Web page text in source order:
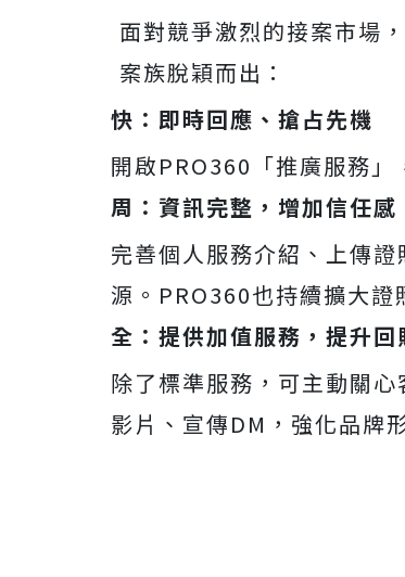
面對競爭激烈的接案市場，
案族脫穎而出：
快：即時回應、搶占先機
開啟PRO360「推廣服務」
周：資訊完整，增加信任感
完善個人服務介紹、上傳
源。PRO360也持續擴大證
全：提供加值服務，提升回
除了標準服務，可主動關
影片、宣傳DM，強化品牌